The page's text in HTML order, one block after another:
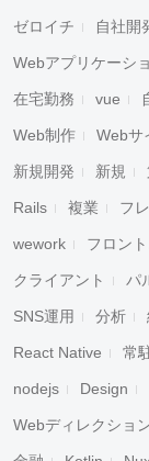
ゼロイチ 自社開
Webアプリケーシ
在宅勤務 vue
Web制作 Webサ
新規開発 新規
Rails 複業 フ
wework フロン
クライアント パ
SNS運用 分析
React Native 常
nodejs Design
Webディレクショ